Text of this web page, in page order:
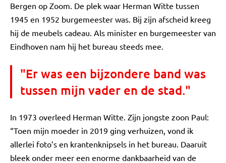
Bergen op Zoom. De plek waar Herman Witte tussen
1945 en 1952 burgemeester was. Bij zijn afscheid kreeg
hij de meubels cadeau. Als minister en burgemeester van
Eindhoven nam hij het bureau steeds mee.
"Er was een bijzondere band was
tussen mijn vader en de stad."
In 1973 overleed Herman Witte. Zijn jongste zoon Paul:
“Toen mijn moeder in 2019 ging verhuizen, vond ik
allerlei foto’s en krantenknipsels in het bureau. Daaruit
bleek onder meer een enorme dankbaarheid van de